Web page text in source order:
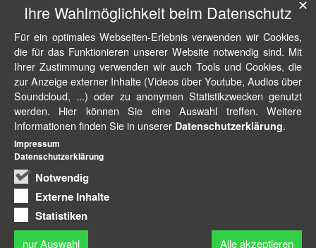
Ihre Wahlmöglichkeit beim Datenschutz
Für ein optimales Webseiten-Erlebnis verwenden wir Cookies,
die für das Funktionieren unserer Website notwendig sind. Mit
Ihrer Zustimmung verwenden wir auch Tools und Cookies, die
zur Anzeige externer Inhalte (Videos über Youtube, Audios über
Soundcloud, ...) oder zu anonymen Statistikzwecken genutzt
werden. Hier können Sie eine Auswahl treffen. Weitere
Informationen finden Sie in unserer Datenschutzerklärung.
Notwendig
Externe Inhalte
Statistiken
nur Auswahl Alle akzeptieren
✕
Impressum
Datenschutzerklärung